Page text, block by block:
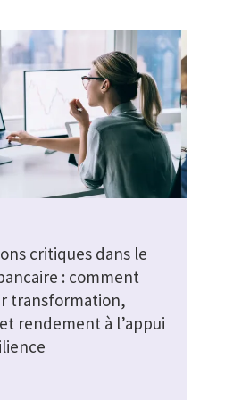
critiques dans le
: comment
transformation,
rendement à l’appui